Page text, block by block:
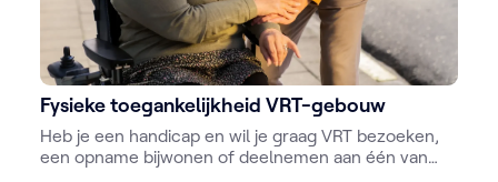
Fysieke toegankelijkheid VRT-gebouw
Heb je een handicap en wil je graag VRT bezoeken,
een opname bijwonen of deelnemen aan één van